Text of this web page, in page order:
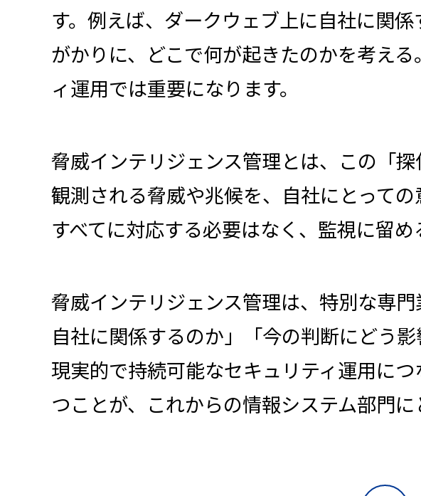
す。例えば、ダークウェブ上に自社に関
がかりに、どこで何が起きたのかを考え
ィ運用では重要になります。
脅威インテリジェンス管理とは、この「
観測される脅威や兆候を、自社にとって
すべてに対応する必要はなく、監視に留
脅威インテリジェンス管理は、特別な専
自社に関係するのか」「今の判断にどう
現実的で持続可能なセキュリティ運用に
つことが、これからの情報システム部門に